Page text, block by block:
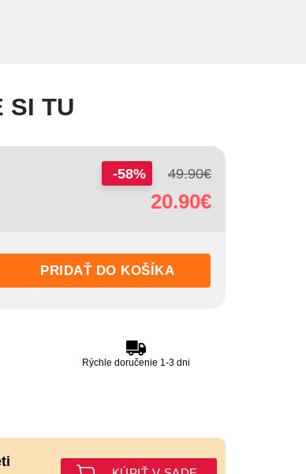
SI TU
-58% 49.90€
20.90€
PRIDAŤ DO KOŠÍKA
Rýchle doručenie 1-3 dni